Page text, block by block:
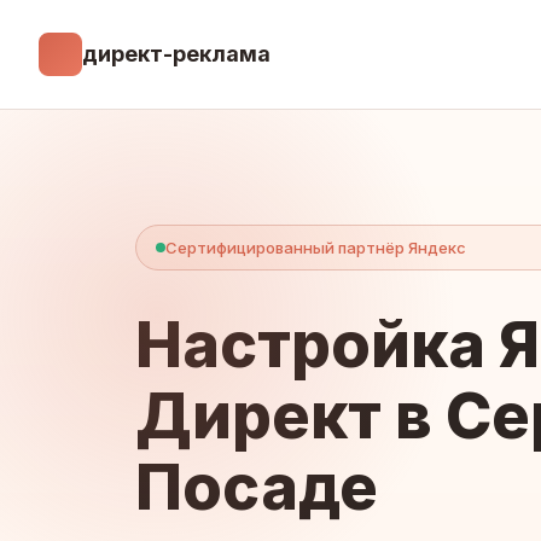
директ-реклама
Сертифицированный партнёр Яндекс
Настройка
Директ в
Посаде